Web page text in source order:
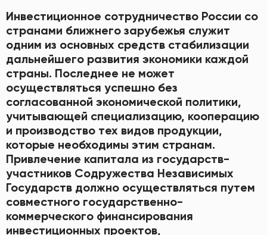
Инвестиционное сотрудничество России со
странами ближнего зарубежья служит
одним из основных средств стабилизации
дальнейшего развития экономики каждой
страны. Последнее не может
осуществляться успешно без
согласованной экономической политики,
учитывающей специализацию, кооперацию
и производство тех видов продукции,
которые необходимы этим странам.
Привлечение капитала из государств-
участников Содружества Независимых
Государств должно осуществляться путем
совместного государственно-
коммерческого финансирования
инвестиционных проектов,